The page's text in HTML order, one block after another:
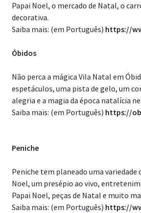
Papai Noel, o mercado de Natal, o
decorativa.
Saiba mais: (em Português) https://
Óbidos
Não perca a mágica Vila Natal em
espetáculos, uma pista de gelo, um
alegria e a magia da época natalícia
Saiba mais: (em Português) https://
Peniche
Peniche tem planeado uma
Noel, um presépio ao vivo,
Papai Noel, peças de Natal e muito
Saiba mais: (em Português) https://